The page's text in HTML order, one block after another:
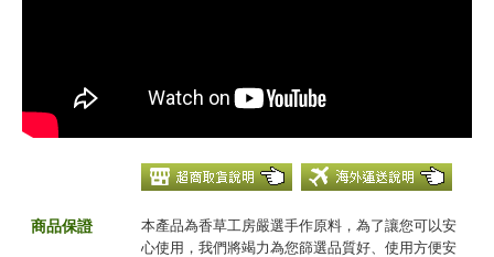
商品保證
本產品為香草工房嚴選手作原料，為了讓您可以安
心使用，我們將竭力為您篩選品質好、使用方便安